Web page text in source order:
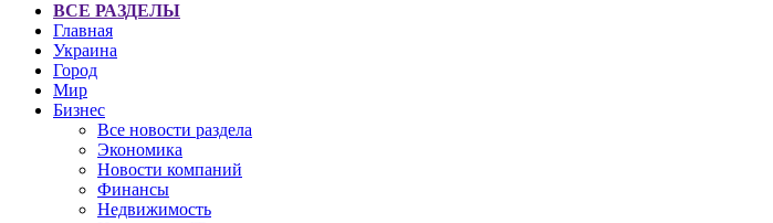
ВСЕ РАЗДЕЛЫ
Главная
Украина
Город
Мир
Бизнес
Все новости раздела
Экономика
Новости компаний
Финансы
Недвижимость